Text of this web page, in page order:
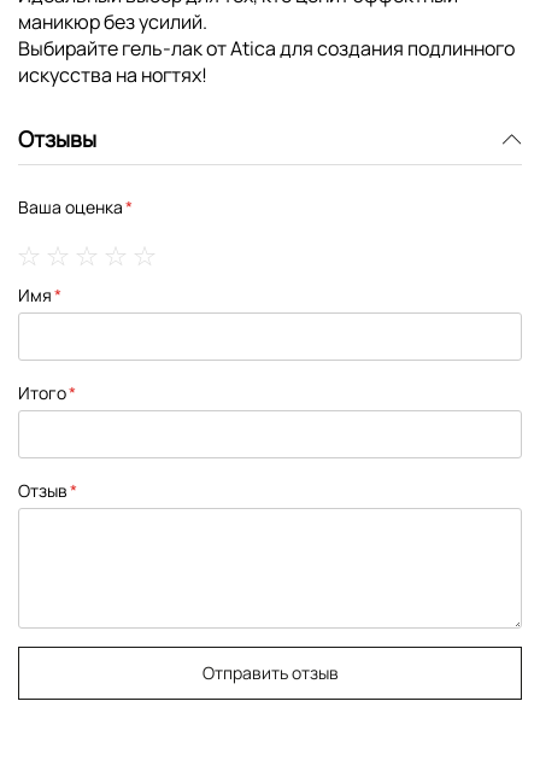
маникюр без усилий.
Выбирайте гель-лак от Atica для создания подлинного
искусства на ногтях!
Отзывы
Ваша оценка
star
stars
stars
stars
stars
Имя
Итого
Отзыв
Отправить отзыв